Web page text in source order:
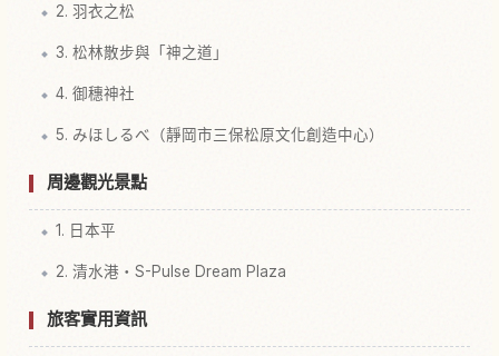
2. 羽衣之松
3. 松林散步與「神之道」
4. 御穗神社
5. みほしるべ（靜岡市三保松原文化創造中心）
周邊觀光景點
1. 日本平
2. 清水港・S-Pulse Dream Plaza
旅客實用資訊